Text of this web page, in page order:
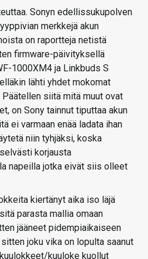
Sonyn edellissukupolven
merkkejä akun
on raportteja netistä
firmware-päivityksellä
1000XM4 ja Linkbuds S
lähti yhdet mokomat
siitä mitä muut ovat
on Sony tainnut tiputtaa akun
ei varmaan enää ladata ihan
niin tyhjäksi, koska
korjausta
napeilla jotka eivät siis olleet
kiertänyt aika iso läjä
parasta mallia omaan
jääneet pidempiaikaiseen
joku vika on lopulta saanut
kuuloke kuollut